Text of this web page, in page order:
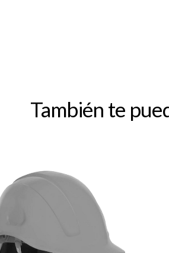
También te